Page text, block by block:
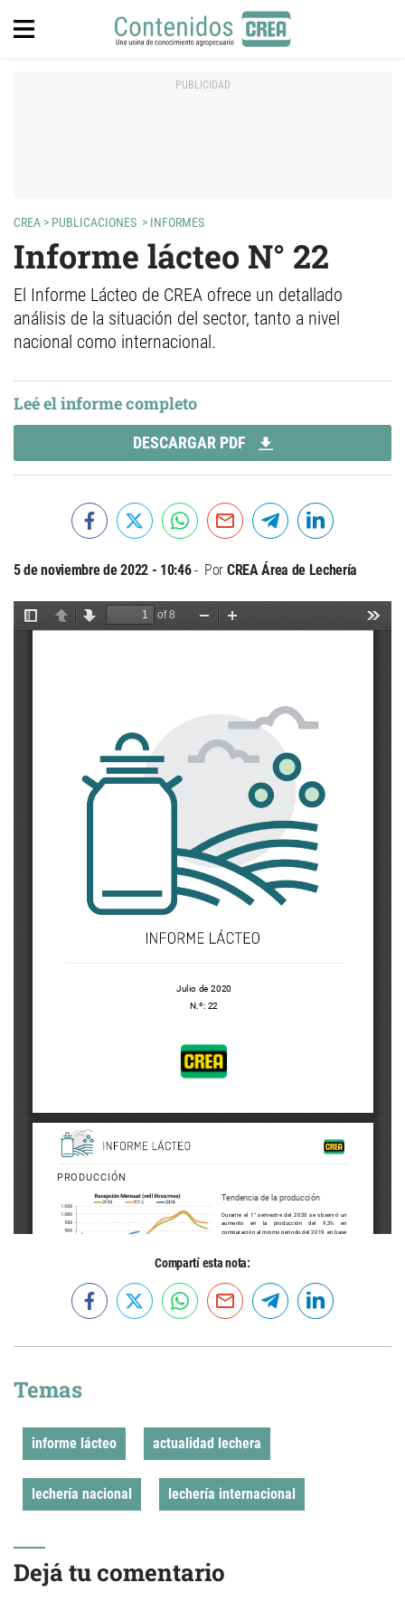
CREA > PUBLICACIONES > INFORMES
Informe lácteo N° 22
El Informe Lácteo de CREA ofrece un detallado
análisis de la situación del sector, tanto a nivel
nacional como internacional.
Leé el informe completo
DESCARGAR PDF
5 de noviembre de 2022 - 10:46 Por CREA Área de Lechería
Compartí esta nota:
Temas
informe lácteo actualidad lechera
lechería nacional lechería internacional
Dejá tu comentario